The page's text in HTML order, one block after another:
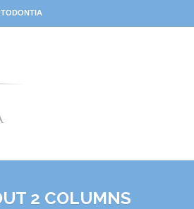
2 COLUMNS